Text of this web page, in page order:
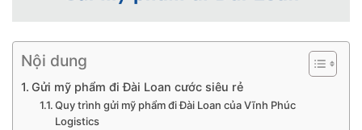
Nội dung
Gửi mỹ phẩm đi Đài Loan cước siêu rẻ
Quy trình gửi mỹ phẩm đi Đài Loan của Vĩnh Phúc
Logistics